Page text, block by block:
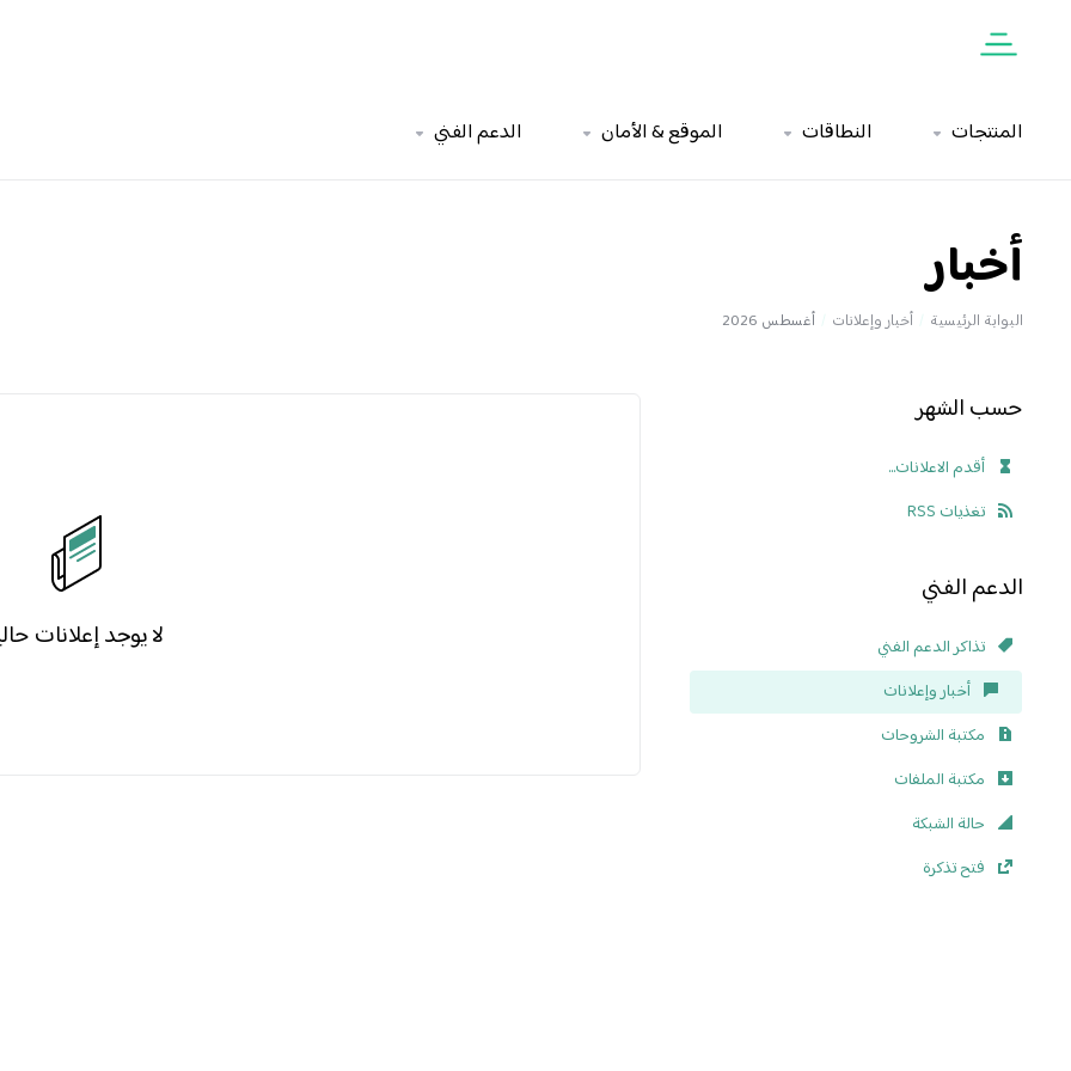
المنتجات النطاقات الموقع & الأمان الدعم الفني
أخبار
البوابة الرئيسية أخبار وإعلانات أغسطس 2026
حسب الشهر
أقدم الاعلانات...
تغذيات RSS
الدعم الفني
تذاكر الدعم الفني
أخبار وإعلانات
مكتبة الشروحات
مكتبة الملفات
حالة الشبكة
فتح تذكرة
لا يوجد إعلانات